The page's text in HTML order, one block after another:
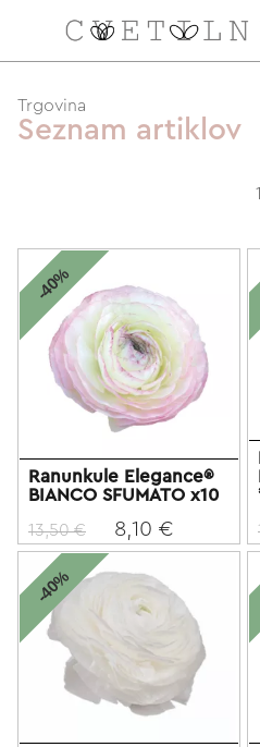
Trgovina
Seznam artiklov
-40%
Ranunkule Elegance®
BIANCO SFUMATO x10
13,50 € 8,10 €
-40%